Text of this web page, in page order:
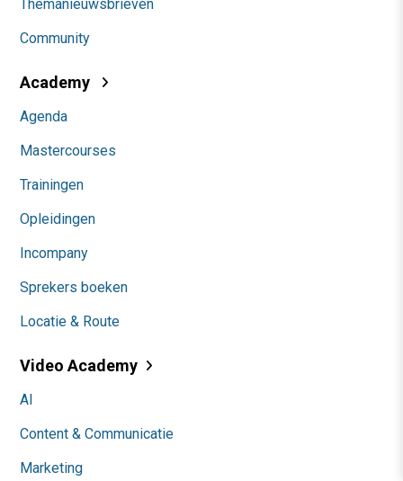
Themanieuwsbrieven
Community
Academy
Agenda
Mastercourses
Trainingen
Opleidingen
Incompany
Sprekers boeken
Locatie & Route
Video Academy
AI
Content & Communicatie
Marketing